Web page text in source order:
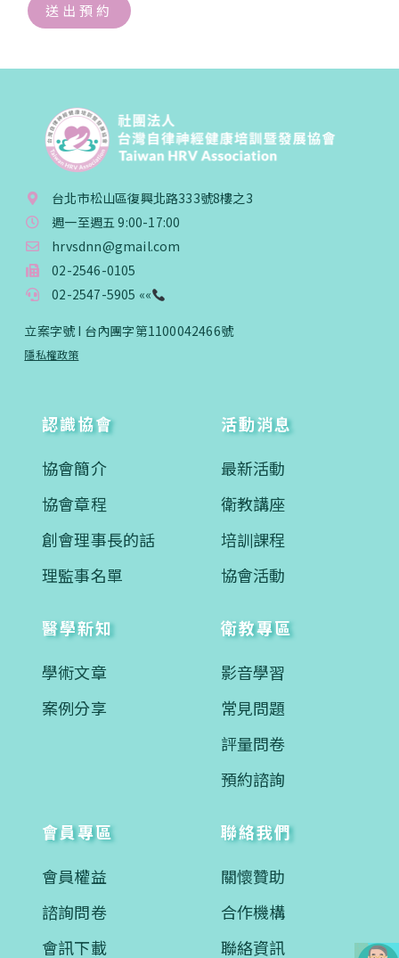
送出預約
台北市松山區復興北路333號8樓之3
週一至週五 9:00-17:00
hrvsdnn@gmail.com
02-2546-0105
02-2547-5905 ««
立案字號 I 台內團字第1100042466號
隱私權政策
認識協會
協會簡介
協會章程
創會理事長的話
理監事名單
活動消息
最新活動
衛教講座
培訓課程
協會活動
醫學新知
學術文章
案例分享
衛教專區
影音學習
常見問題
評量問卷
預約諮詢
會員專區
會員權益
諮詢問卷
會訊下載
聯絡我們
關懷贊助
合作機構
聯絡資訊